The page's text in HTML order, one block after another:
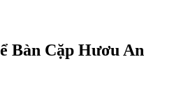
Bàn Cặp Hươu An